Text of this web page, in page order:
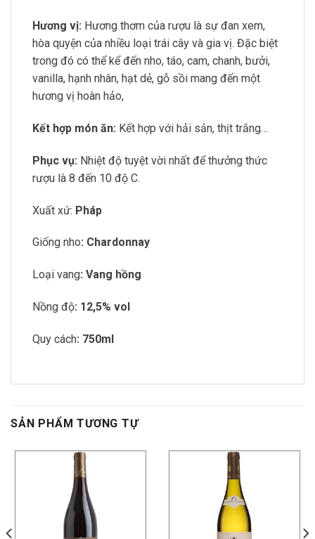
Hương vị: Hương thơm của rượu là sự đan xem,
hòa quyện của nhiều loại trái cây và gia vị. Đặc biệt
trong đó có thể kể đến nho, táo, cam, chanh, bưởi,
vanilla, hạnh nhân, hạt dẻ, gỗ sồi mang đến một
hương vị hoàn hảo,
Kết hợp món ăn: Kết hợp với hải sản, thịt trắng…
Phục vụ: Nhiệt độ tuyệt vời nhất để thưởng thức
rượu là 8 đến 10 độ C.
Xuất xứ: Pháp
Giống nho: Chardonnay
Loại vang: Vang hồng
Nồng độ: 12,5% vol
Quy cách: 750ml
SẢN PHẨM TƯƠNG TỰ